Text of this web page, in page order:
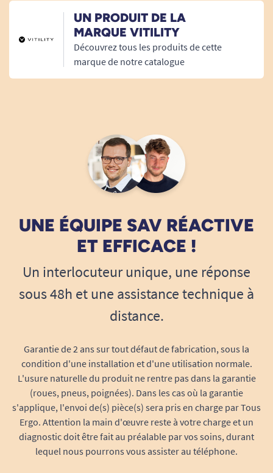
UN PRODUIT DE LA
MARQUE VITILITY
Découvrez tous les produits de cette
marque de notre catalogue
UNE ÉQUIPE SAV RÉACTIVE
ET EFFICACE !
Un interlocuteur unique, une réponse
sous 48h et une assistance technique à
distance.
Garantie de 2 ans sur tout défaut de fabrication, sous la
condition d'une installation et d'une utilisation normale.
L'usure naturelle du produit ne rentre pas dans la garantie
(roues, pneus, poignées). Dans les cas où la garantie
s'applique, l'envoi de(s) pièce(s) sera pris en charge par Tous
Ergo. Attention la main d'œuvre reste à votre charge et un
diagnostic doit être fait au préalable par vos soins, durant
lequel nous pourrons vous assister au téléphone.